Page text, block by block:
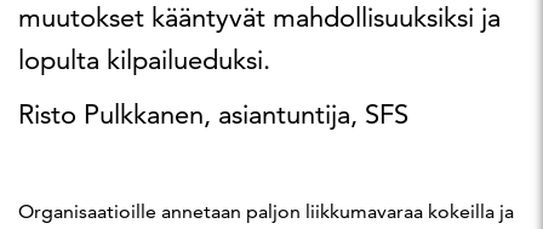
muutokset kääntyvät mahdollisuuksiksi ja
lopulta kilpailueduksi.
Risto Pulkkanen, asiantuntija, SFS
Organisaatioille annetaan paljon liikkumavaraa kokeilla ja